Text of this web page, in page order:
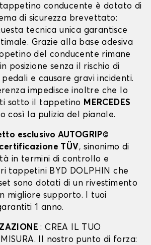
conducente è dotato di
di sicurezza brevettato:
tecnica unica garantisce
Grazie alla base adesiva
del conducente rimane
posizione senza il rischio di
e causare gravi incidenti.
impedisce inoltre che lo
sotto il tappetino MERCEDES
così la pulizia del pianale.
esclusivo AUTOGRIP©
TÜV, sinonimo di
in termini di controllo e
tappetini BYD DOLPHIN che
sono dotati di un rivestimento
migliore supporto. I tuoi
1 anno.
: CREA IL TUO
MISURA. Il nostro punto di forza: